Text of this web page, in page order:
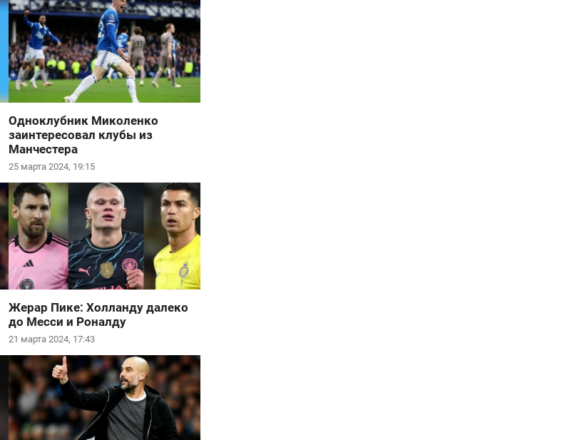
25 марта 2024, 19:15
Одноклубник Миколенко
заинтересовал клубы из
Манчестера
21 марта 2024, 17:43
Жерар Пике: Холланду далеко
до Месси и Роналду